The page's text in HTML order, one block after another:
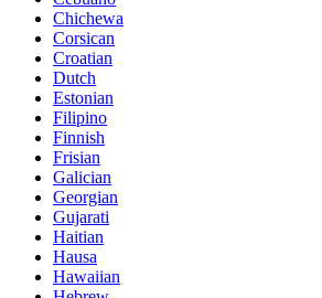
Chichewa
Corsican
Croatian
Dutch
Estonian
Filipino
Finnish
Frisian
Galician
Georgian
Gujarati
Haitian
Hausa
Hawaiian